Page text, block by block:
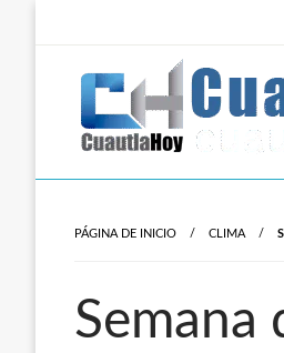
Revista digital del oriente
PÁGINA DE INICIO CLIMA
Semana